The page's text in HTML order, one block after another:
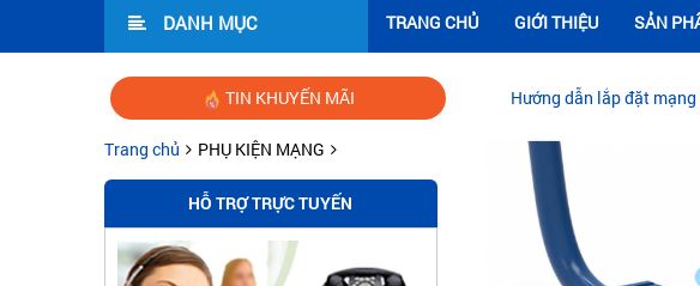
DANH MỤC TRANG CHỦ GIỚI THIỆU SẢN
TIN KHUYẾN MÃI Hướng dẫn lắp đặt mạng Wifi cho
Trang chủ PHỤ KIỆN MẠNG
HỖ TRỢ TRỰC TUYẾN